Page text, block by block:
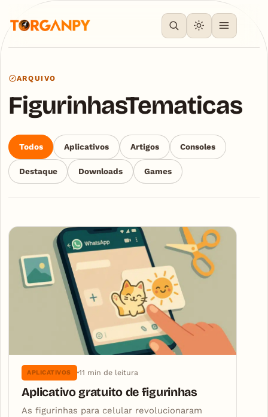
ARQUIVO
FigurinhasTematicas
Todos Aplicativos Artigos Consoles
Destaque Downloads Games
Articles
APLICATIVOS 11 min de leitura
Aplicativo gratuito de figurinhas
As figurinhas para celular revolucionaram